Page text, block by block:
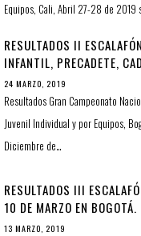
Equipos, Cali, Abril 27-28 de 2019
RESULTADOS II
INFANTIL, PRECADETE,
24 MARZO, 2019
Resultados Gran Campeonato
Juvenil Individual y por Equipos,
Diciembre de…
RESULTADOS III
10 DE MARZO EN BOGOTÁ.
13 MARZO, 2019